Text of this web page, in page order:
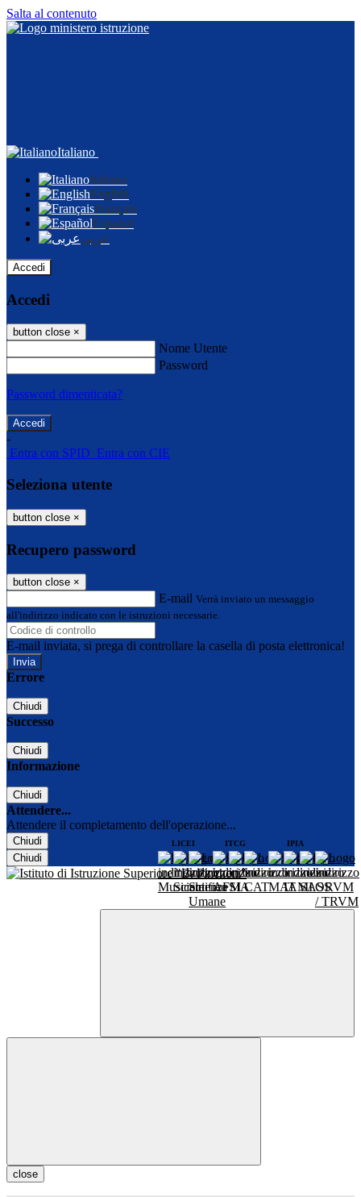
Salta al contenuto
Italiano
Italiano
English
Français
Español
عربى
Accedi
Accedi
button close ×
Nome Utente
Password
Password dimenticata?
-
Entra con SPID Entra con CIE
Seleziona utente
button close ×
Recupero password
button close ×
E-mail Verrà inviato un messaggio
all'indirizzo indicato con le istruzioni necessarie.
E-mail inviata, si prega di controllare la casella di posta elettronica!
Errore
Chiudi
Successo
Chiudi
Informazione
Chiudi
Attendere...
Attendere il completamento dell'operazione...
Chiudi
Chiudi
LICEI ITCG IPIA
close